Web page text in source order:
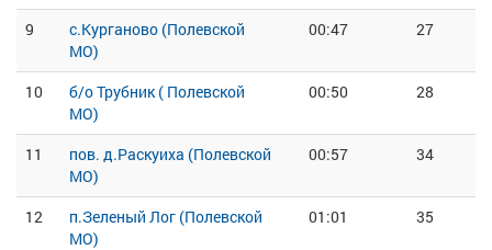
9
с.Курганово (Полевской
МО)
00:47 27
10
б/о Трубник ( Полевской
МО)
00:50 28
11
пов. д.Раскуиха (Полевской
МО)
00:57 34
12
п.Зеленый Лог (Полевской
МО)
01:01 35